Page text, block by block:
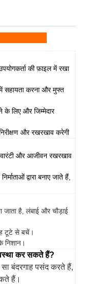
की फ़ाइल में रखा
सहायता करना और मुफ्त
के लिए और जिम्मेदार
और रखरखाव करेगी
और आजीवन रखरखाव
द्वारा बनाए जाते हैं,
जाता है, लंबाई और चौड़ाई
टूटे से बचें।
निशान।
कर सकते हैं?
बंदरगाह पसंद करते हैं,
हैं।